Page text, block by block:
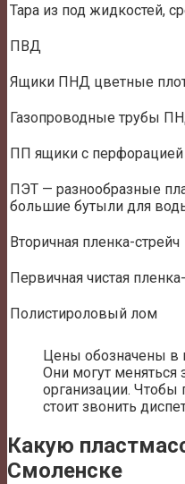
Тара из под жидкостей,
ПВД
Ящики ПНД цветные
Газопроводные трубы
ПП ящики с перфорацией
ПЭТ — разнообразные
большие бутыли для
Вторичная пленка-стрейч
Первичная чистая
Полистироловый лом
Цены обозначены в
Они могут меняться
организации. Чтобы
стоит звонить
Какую
Смоленске